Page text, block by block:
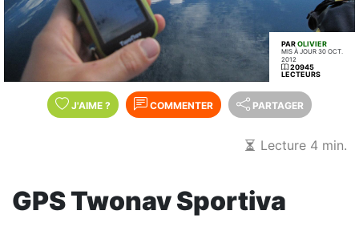
PAROLIVIER
MIS À JOUR 30 OCT.
2012
20945
LECTEURS
J'AIME ? COMMENTER PARTAGER
Lecture 4 min.
GPS Twonav Sportiva